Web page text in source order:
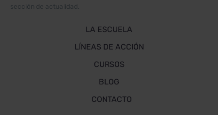
sección de actualidad.
LA ESCUELA
LÍNEAS DE ACCIÓN
CURSOS
BLOG
CONTACTO